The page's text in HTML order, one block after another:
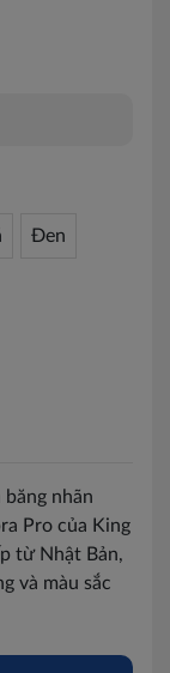
Đen
băng nhãn
Pro của King
từ Nhật Bản,
và màu sắc